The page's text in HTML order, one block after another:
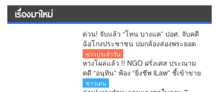
เรื่องมาใหม่
ด่วน! จับแล้ว “โทน บางแค” ปอศ. จับคดี
ฉ้อโกงประชาชน ปมกล้องส่องพระยอด
จองเกือบ 20 ล้านบาท
ข่าวประจำวัน
หางโผล่แล้ว !! NGO ฝรั่งเศส ประณาม
คดี “อนุทิน” ฟ้อง “ยิ่งชีพ iLaw” ชี้เข้าข่าย
SLAPP งง มาก จี้ไทยยกเลิกโทษอาญา
ข่าวเด่น